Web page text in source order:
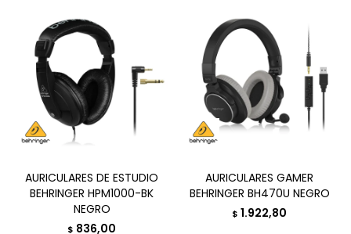
AURICULARES DE ESTUDIO
BEHRINGER HPM1000-BK
NEGRO
$ 836,00
AURICULARES GAMER
BEHRINGER BH470U NEGRO
$ 1.922,80